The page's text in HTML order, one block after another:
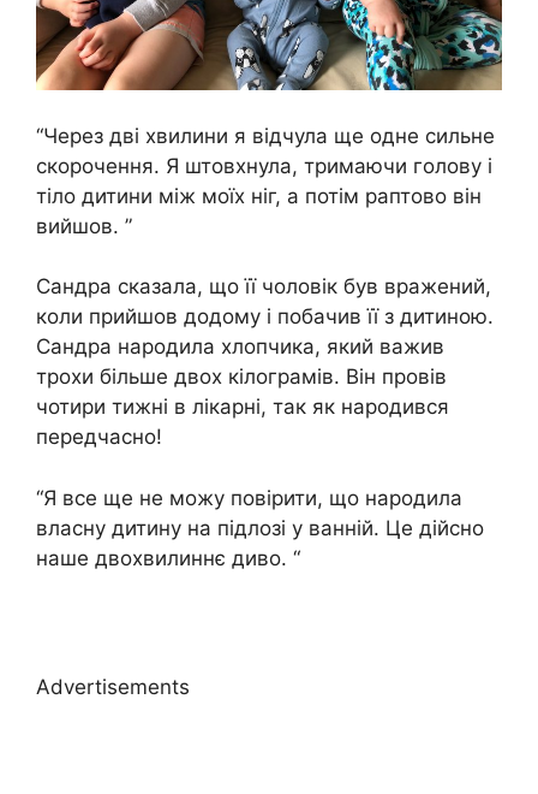
“Через дві хвилини я відчула ще одне сильне
скорочення. Я штовхнула, тримаючи голову і
тіло дитини між моїх ніг, а потім раптово він
вийшов. ”
Сандра сказала, що її чоловік був вражений,
коли прийшов додому і побачив її з дитиною.
Сандра народила хлопчика, який важив
трохи більше двох кілограмів. Він провів
чотири тижні в лікарні, так як народився
передчасно!
“Я все ще не можу повірити, що народила
власну дитину на підлозі у ванній. Це дійсно
наше двохвилиннє диво. “
Advertisements